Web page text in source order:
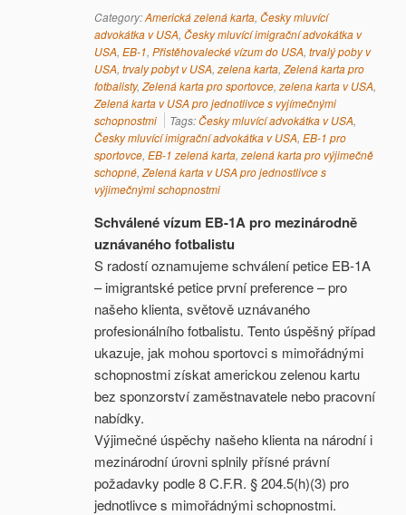
Category:Americká zelená karta, Česky mluvící
advokátka v USA, Česky mluvící imigrační advokátka v
USA, EB-1, Přistěhovalecké vízum do USA, trvalý poby v
USA, trvaly pobyt v USA, zelena karta, Zelená karta pro
fotbalisty, Zelená karta pro sportovce, zelena karta v USA,
Zelená karta v USA pro jednotlivce s vyjímečnými
schopnostmi
Tags:Česky mluvící advokátka v USA,
Česky mluvící imigrační advokátka v USA, EB-1 pro
sportovce, EB-1 zelená karta, zelená karta pro výjimečně
schopné, Zelená karta v USA pro jednostlivce s
výjimečnými schopnostmi
Schválené vízum EB-1A pro mezinárodně
uznávaného fotbalistu
S radostí oznamujeme schválení petice EB-1A
– imigrantské petice první preference – pro
našeho klienta, světově uznávaného
profesionálního fotbalistu. Tento úspěšný případ
ukazuje, jak mohou sportovci s mimořádnými
schopnostmi získat americkou zelenou kartu
bez sponzorství zaměstnavatele nebo pracovní
nabídky.
Výjimečné úspěchy našeho klienta na národní i
mezinárodní úrovni splnily přísné právní
požadavky podle 8 C.F.R. § 204.5(h)(3) pro
jednotlivce s mimořádnými schopnostmi.